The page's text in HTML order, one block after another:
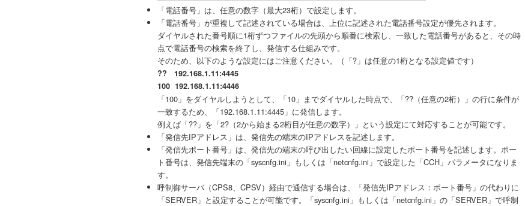
「電話番号」は、任意の数字（最大23桁）で設定します。
「電話番号」が重複して記述されている場合は、上位に記述された電話番号設定が優先されます。
ダイヤルされた番号順に1桁ずつファイルの先頭から順番に検索し、一致した電話番号があると、その時
点で電話番号の検索を終了し、発信する仕組みです。
そのため、以下のような設定にはご注意ください。（「?」は任意の1桁となる設定値です）
?? 192.168.1.11:4445
100 192.168.1.11:4446
「100」をダイヤルしようとして、「10」までダイヤルした時点で、「??（任意の2桁）」の行に条件が
一致するため、「192.168.1.11:4445」に発信します。
例えば「??」を「2?（2から始まる2桁目が任意の数字）」という設定にて対応することが可能です。
「発信先IPアドレス」は、発信先の端末のIPアドレスを記述します。
「発信先ポート番号」は、発信先の端末の呼び出したい回線に設定したポート番号を記述します。ポー
ト番号は、発信先端末の「syscnfg.ini」もしくは「netcnfg.ini」で設定した「CCH」パラメータになりま
す。
呼制御サーバ（CPS8、CPSV）経由で通信する場合は、「発信先IPアドレス：ポート番号」の代わりに
「SERVER」と設定することが可能です。「syscnfg.ini」もしくは「netcnfg.ini」の「SERVER」で呼制